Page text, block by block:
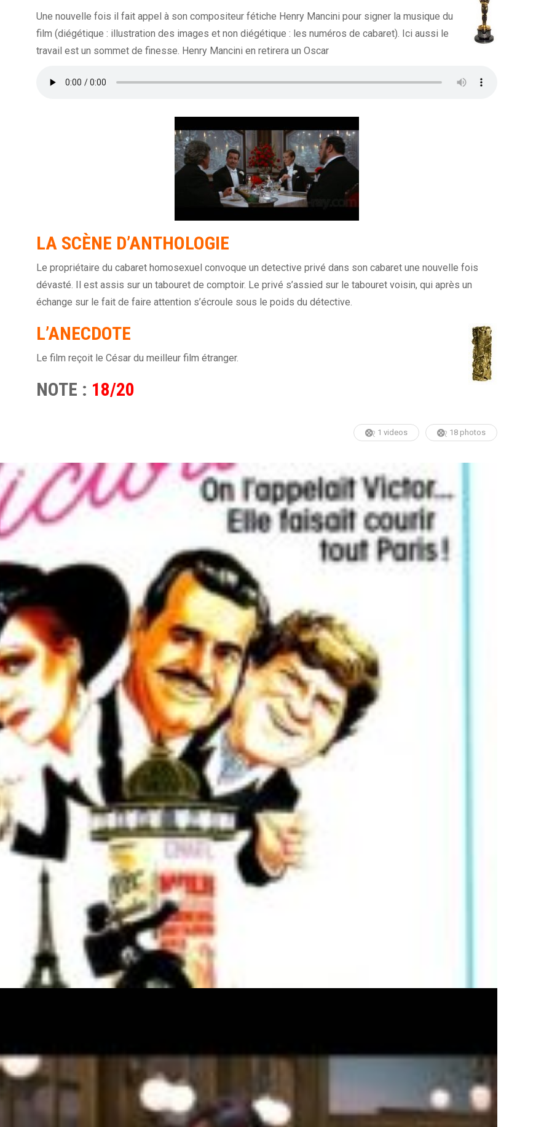
Une nouvelle fois il fait appel à son compositeur fétiche Henry Mancini pour signer la musique du
film (diégétique : illustration des images et non diégétique : les numéros de cabaret). Ici aussi le
travail est un sommet de finesse. Henry Mancini en retirera un Oscar
LA SCÈNE D’ANTHOLOGIE
Le propriétaire du cabaret homosexuel convoque un detective privé dans son cabaret une nouvelle fois
dévasté. Il est assis sur un tabouret de comptoir. Le privé s’assied sur le tabouret voisin, qui après un
échange sur le fait de faire attention s’écroule sous le poids du détective.
L’ANECDOTE
Le film reçoit le César du meilleur film étranger.
NOTE : 18/20
1 videos 18 photos